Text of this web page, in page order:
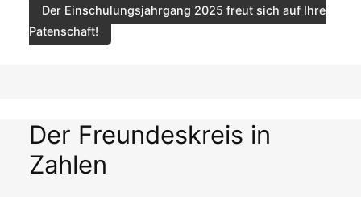
Der Einschulungsjahrgang 2025 freut sich auf Ihre
Patenschaft!
Der Freundeskreis in
Zahlen